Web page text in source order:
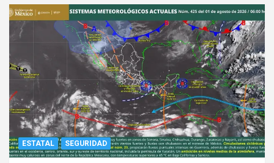
ESTATAL SEGURIDAD